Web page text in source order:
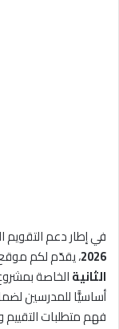
في إطار دعم التقويم
2026، يقدّم لكم
الثانيةالخاصة
أساسيًّا للمدرسين
فهم متطلبات